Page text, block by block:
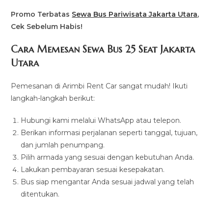
Promo Terbatas Sewa Bus Pariwisata Jakarta Utara,
Cek Sebelum Habis!
Cara Memesan Sewa Bus 25 Seat Jakarta
Utara
Pemesanan di Arimbi Rent Car sangat mudah! Ikuti
langkah-langkah berikut:
Hubungi kami melalui WhatsApp atau telepon.
Berikan informasi perjalanan seperti tanggal, tujuan,
dan jumlah penumpang.
Pilih armada yang sesuai dengan kebutuhan Anda.
Lakukan pembayaran sesuai kesepakatan.
Bus siap mengantar Anda sesuai jadwal yang telah
ditentukan.